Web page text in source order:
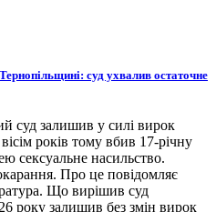
суд ухвалив остаточне
суд залишив у силі вирок
років тому вбив 17-річну
сексуальне насильство.
Про це повідомляє
Що вирішив суд
року залишив без змін вирок